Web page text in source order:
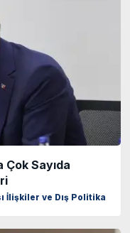
Sayıda
İlişkiler ve Dış Politika